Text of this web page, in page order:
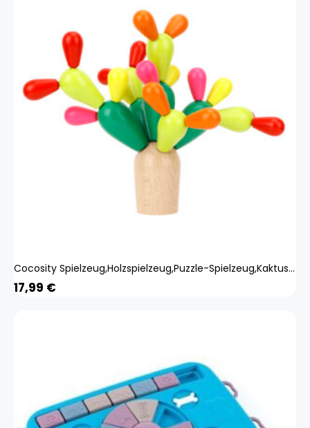
Cocosity Spielzeug,Holzspielzeug,Puzzle-Spielzeug,Kaktus-Spielzeug,Bauklotz-Spielzeug
17,99 €